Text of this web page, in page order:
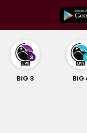
content
BiG 3 BiG 4